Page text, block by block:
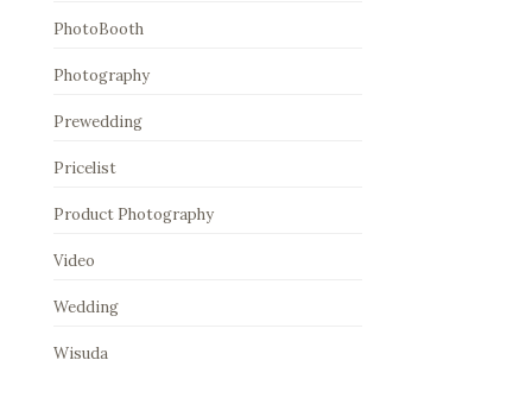
PhotoBooth
Photography
Prewedding
Pricelist
Product Photography
Video
Wedding
Wisuda